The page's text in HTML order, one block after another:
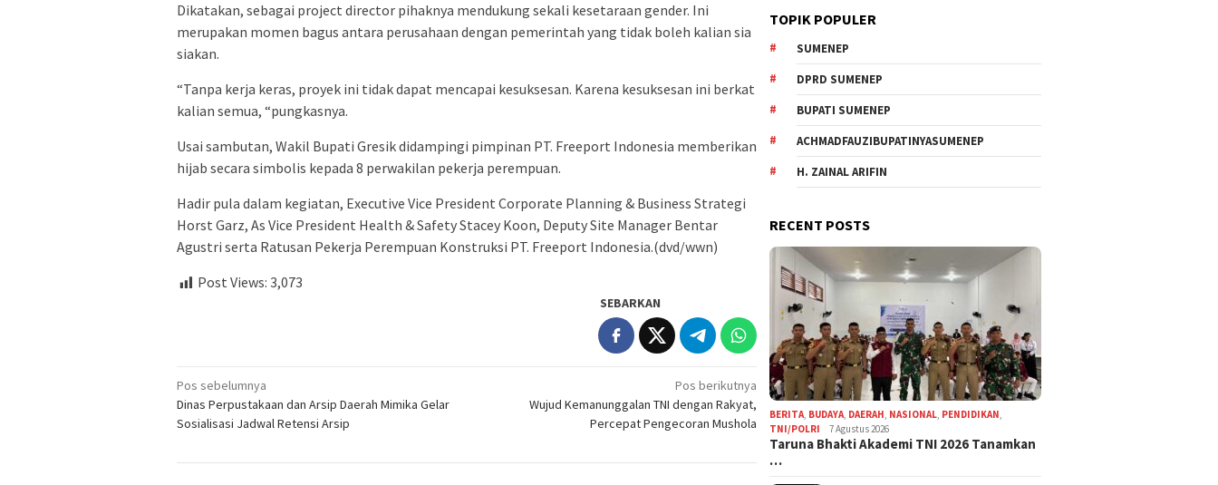
Dikatakan, sebagai project director pihaknya mendukung sekali kesetaraan gender. Ini
merupakan momen bagus antara perusahaan dengan pemerintah yang tidak boleh kalian sia
siakan.
“Tanpa kerja keras, proyek ini tidak dapat mencapai kesuksesan. Karena kesuksesan ini berkat
kalian semua, “pungkasnya.
Usai sambutan, Wakil Bupati Gresik didampingi pimpinan PT. Freeport Indonesia memberikan
hijab secara simbolis kepada 8 perwakilan pekerja perempuan.
Hadir pula dalam kegiatan, Executive Vice President Corporate Planning & Business Strategi
Horst Garz, As Vice President Health & Safety Stacey Koon, Deputy Site Manager Bentar
Agustri serta Ratusan Pekerja Perempuan Konstruksi PT. Freeport Indonesia.(dvd/wwn)
Post Views: 3,073
SEBARKAN
Navigasi
pos
Pos sebelumnya
Dinas Perpustakaan dan Arsip Daerah Mimika Gelar
Sosialisasi Jadwal Retensi Arsip
Pos berikutnya
Wujud Kemanunggalan TNI dengan Rakyat,
Percepat Pengecoran Mushola
TOPIK POPULER
SUMENEP
DPRD SUMENEP
BUPATI SUMENEP
ACHMADFAUZIBUPATINYASUMENEP
H. ZAINAL ARIFIN
RECENT POSTS
BERITA, BUDAYA, DAERAH, NASIONAL, PENDIDIKAN,
TNI/POLRI
7 Agustus 2026
Taruna Bhakti Akademi TNI 2026 Tanamkan
…